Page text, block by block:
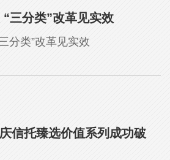
“三分类”改革见实效
分类”改革见实效
信托臻选价值系列成功破